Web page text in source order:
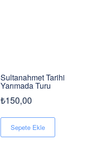
Sultanahmet Tarihi
Yarımada Turu
₺150,00
Sepete Ekle